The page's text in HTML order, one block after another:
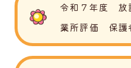
令和７年度 放
業所評価 保護